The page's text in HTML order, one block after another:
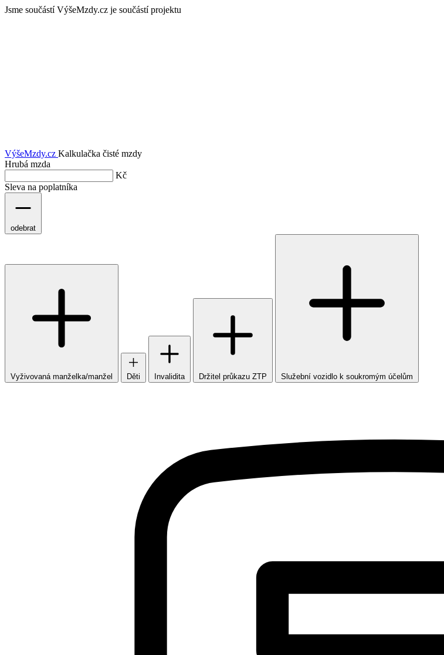
Jsme součástí VýšeMzdy.cz je součástí projektu
VýšeMzdy.cz Kalkulačka čisté mzdy
Hrubá mzda
Kč
Sleva na poplatníka
odebrat
Vyživovaná manželka/manžel Děti Invalidita Držitel průkazu ZTP Služební vozidlo k soukromým účelům